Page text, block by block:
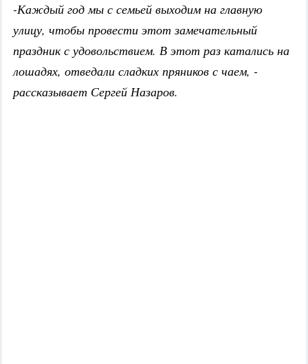
-Каждый год мы с семьей выходим на главную
улицу, чтобы провести этот замечательный
праздник с удовольствием. В этот раз катались на
лошадях, отведали сладких пряников с чаем, -
рассказывает Сергей Назаров.